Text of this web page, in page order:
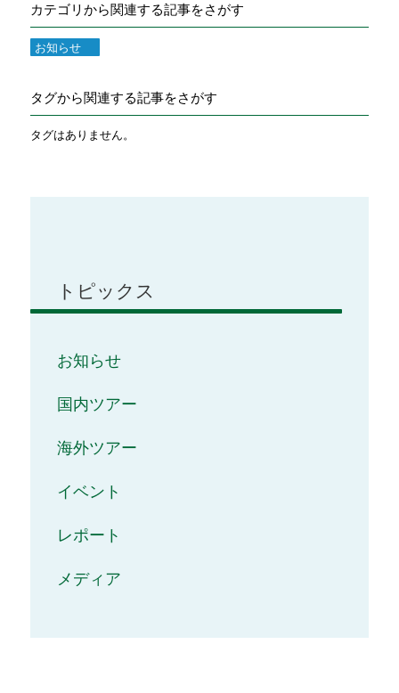
カテゴリから関連する記事をさがす
お知らせ
タグから関連する記事をさがす
タグはありません。
トピックス
お知らせ
国内ツアー
海外ツアー
イベント
レポート
メディア